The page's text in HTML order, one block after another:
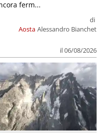
Aosta
di
Alessandro Bianchet
il 06/08/2026
ferm...